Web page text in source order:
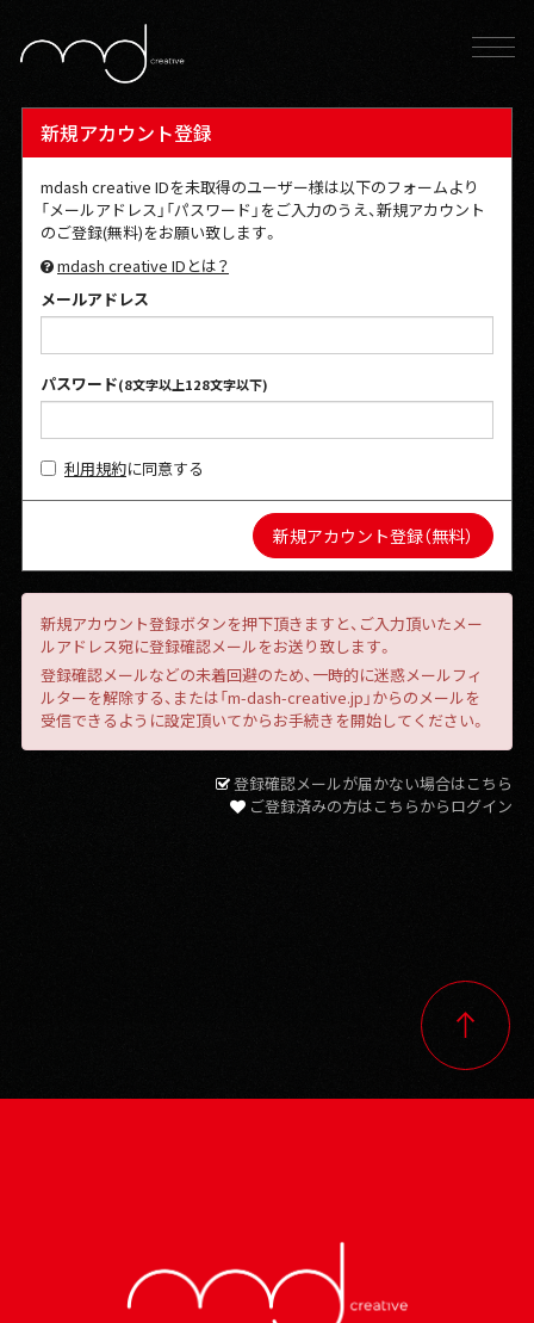
新規アカウント登録
mdash creative IDを未取得のユーザー様は以下のフォームより
「メールアドレス」「パスワード」をご入力のうえ、新規アカウント
のご登録(無料)をお願い致します。
mdash creative IDとは？
メールアドレス
パスワード(8文字以上128文字以下)
利用規約に同意する
新規アカウント登録ボタンを押下頂きますと、ご入力頂いたメー
ルアドレス宛に登録確認メールをお送り致します。
登録確認メールなどの未着回避のため、一時的に迷惑メールフィ
ルターを解除する、または「m-dash-creative.jp」からのメールを
受信できるように設定頂いてからお手続きを開始してください。
登録確認メールが届かない場合はこちら
ご登録済みの方はこちらからログイン